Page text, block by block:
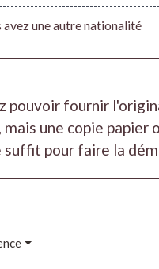
avez une autre nationalité
pouvoir fournir
une copie papier
suffit pour faire la